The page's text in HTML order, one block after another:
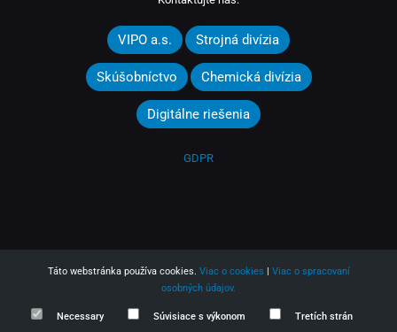
VIPO a.s. Strojná divízia
Skúšobníctvo Chemická divízia
Digitálne riešenia
GDPR
Táto webstránka používa cookies. Viac o cookies | Viac o spracovaní
osobných údajov.
Necessary Súvisiace s výkonom Tretích strán